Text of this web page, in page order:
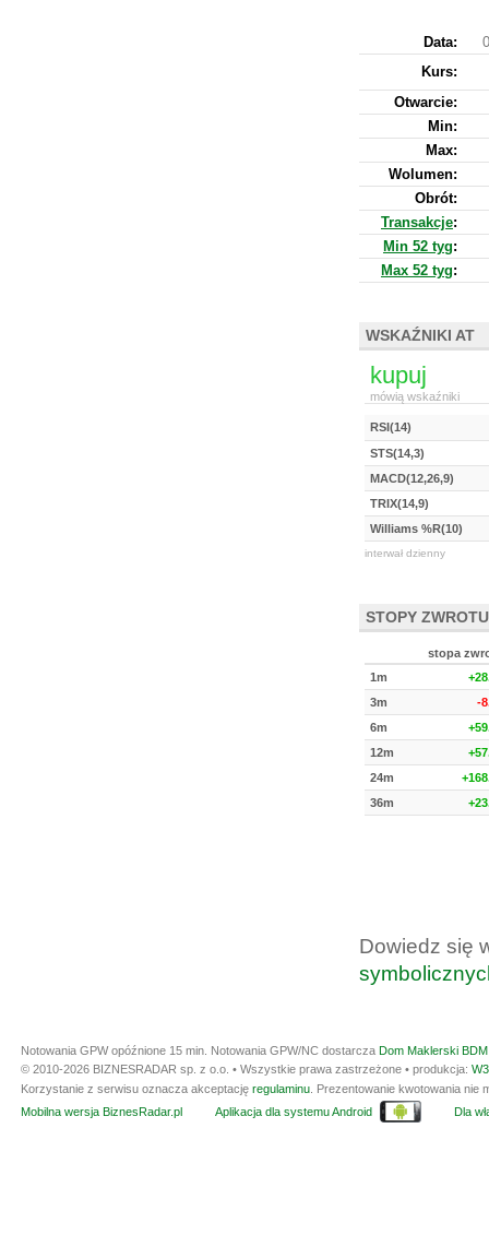
Data:
Kurs:
Otwarcie:
Min:
Max:
Wolumen:
Obrót:
Transakcje:
Min 52 tyg:
Max 52 tyg:
WSKAŹNIKI AT
kupuj
mówią wskaźniki
RSI(14)
STS(14,3)
MACD(12,26,9)
TRIX(14,9)
Williams %R(10)
interwał dzienny
STOPY ZWROTU
stopa
1m
3m
-
6m
12m
24m
36m
Dowiedz się
Notowania GPW opóźnione 15 min. Notowania GPW/NC dostarcza Dom Maklerski
© 2010-2026 BIZNESRADAR sp. z o.o. • Wszystkie prawa zastrzeżone • produkcja:
Korzystanie z serwisu oznacza akceptację regulaminu . Prezentowanie kwotowania
Mobilna wersja BiznesRadar.pl
Aplikacja dla systemu Android Dla